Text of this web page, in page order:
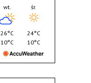
wt.
26°C
10°C
śr.
24°C
10°C